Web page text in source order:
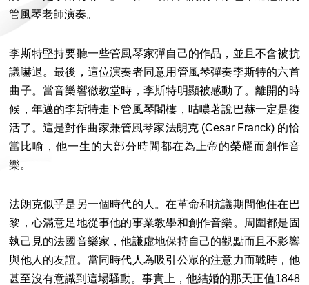
管風琴老師演奏。
李斯特堅持要聽一些管風琴家彈自己的作品，並且不會被抗
議嚇退。最後，這位演奏者同意用管風琴彈奏李斯特的六首
曲子。當音樂響徹教堂時，李斯特明顯被感動了。離開的時
候，年邁的李斯特走下管風琴閣樓，咕噥著說巴赫一定是復
活了。這是對作曲家兼管風琴家法朗克 (Cesar Franck) 的恰
當比喻，他一生的大部分時間都在為上帝的榮耀而創作音
樂。
法朗克似乎是另一個時代的人。在革命和抗議期間他住在巴
黎，心滿意足地從事他的事業教學和創作音樂。周圍都是固
執己見的法國音樂家，他謙虛地保持自己的觀點而且不影響
與他人的友誼。當同時代人為吸引公眾的注意力而戰時，他
甚至沒有意識到這場騷動。事實上，他結婚的那天正值1848